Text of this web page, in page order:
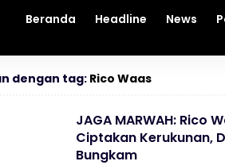
Beranda Headline News
dengan tag: Rico Waas
JAGA MARWAH: Rico
Ciptakan Kerukunan,
Bungkam